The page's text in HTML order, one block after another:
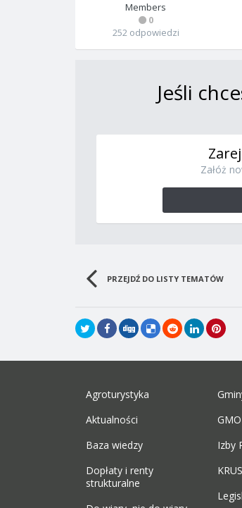
Members
0
252 odpowiedzi
Jeśli
Załóż
PRZEJDŹ DO LISTY TEMATÓW
Agroturystyka
Aktualności
Baza wiedzy
Dopłaty i renty
strukturalne
GMO
Izby
KRUS